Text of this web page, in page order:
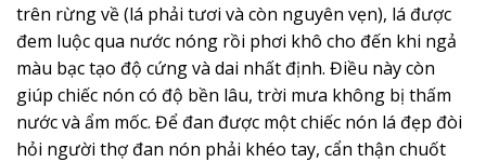
trên rừng về (lá phải tươi và còn nguyên vẹn), lá được
đem luộc qua nước nóng rồi phơi khô cho đến khi ngả
màu bạc tạo độ cứng và dai nhất định. Điều này còn
giúp chiếc nón có độ bền lâu, trời mưa không bị thấm
nước và ẩm mốc. Để đan được một chiếc nón lá đẹp đòi
hỏi người thợ đan nón phải khéo tay, cẩn thận chuốt